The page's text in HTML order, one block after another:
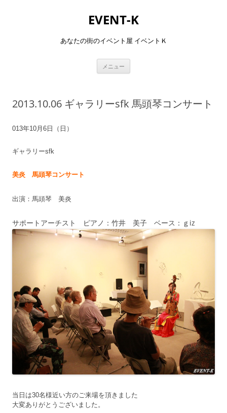
EVENT-K
あなたの街のイベント屋 イベントＫ
メニュー
2013.10.06 ギャラリーsfk 馬頭琴コンサート
013年10月6日（日）
ギャラリーsfk
美炎 馬頭琴コンサート
出演：馬頭琴 美炎
サポートアーチスト ピアノ：竹井 美子 ベース：ｇiz
当日は30名様近い方のご来場を頂きました
大変ありがとうございました。